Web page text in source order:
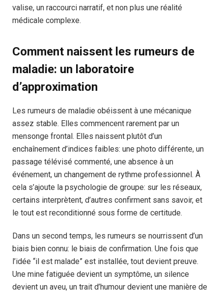
valise, un raccourci narratif, et non plus une réalité
médicale complexe.
Comment naissent les rumeurs de
maladie: un laboratoire
d’approximation
Les rumeurs de maladie obéissent à une mécanique
assez stable. Elles commencent rarement par un
mensonge frontal. Elles naissent plutôt d’un
enchaînement d’indices faibles: une photo différente, un
passage télévisé commenté, une absence à un
événement, un changement de rythme professionnel. À
cela s’ajoute la psychologie de groupe: sur les réseaux,
certains interprètent, d’autres confirment sans savoir, et
le tout est reconditionné sous forme de certitude.
Dans un second temps, les rumeurs se nourrissent d’un
biais bien connu: le biais de confirmation. Une fois que
l’idée “il est malade” est installée, tout devient preuve.
Une mine fatiguée devient un symptôme, un silence
devient un aveu, un trait d’humour devient une manière de